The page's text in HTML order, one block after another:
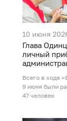
10 июня
Глава
личный
Всего в ходе
9 июня были
47 человек